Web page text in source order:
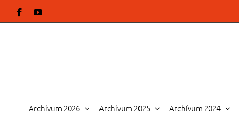
Kihagyás FacebookYouTube
Archívum 2026 Archívum 2025 Archívum 2024